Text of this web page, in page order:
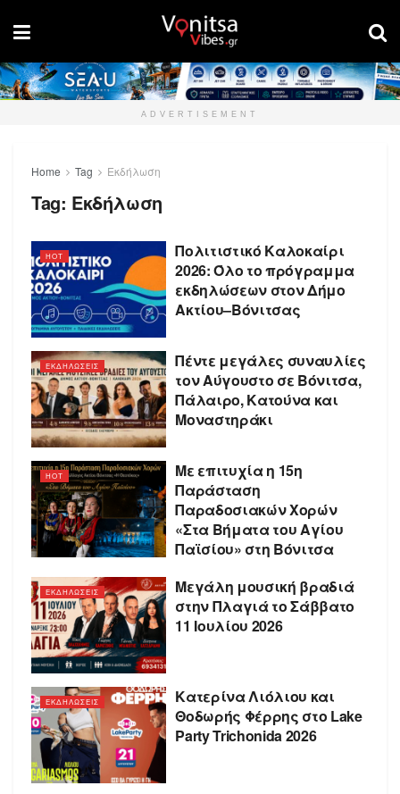
ADVERTISEMENT
Home Tag Εκδήλωση
Tag: Εκδήλωση
HOT
Πολιτιστικό Καλοκαίρι
2026: Όλο το πρόγραμμα
εκδηλώσεων στον Δήμο
Ακτίου–Βόνιτσας
ΕΚΔΗΛΩΣΕΙΣ
Πέντε μεγάλες συναυλίες
τον Αύγουστο σε Βόνιτσα,
Πάλαιρο, Κατούνα και
Μοναστηράκι
HOT
Με επιτυχία η 15η
Παράσταση
Παραδοσιακών Χορών
«Στα Βήματα του Αγίου
Παϊσίου» στη Βόνιτσα
ΕΚΔΗΛΩΣΕΙΣ
Μεγάλη μουσική βραδιά
στην Πλαγιά το Σάββατο
11 Ιουλίου 2026
ΕΚΔΗΛΩΣΕΙΣ
Κατερίνα Λιόλιου και
Θοδωρής Φέρρης στο Lake
Party Trichonida 2026